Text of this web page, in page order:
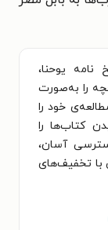
نامه یوحنا،
را به‌صورت
خود را
کتاب‌ها را
آسان،
با تخفیف‌های